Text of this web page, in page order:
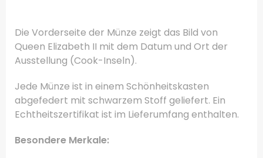
Die Vorderseite der Münze zeigt das Bild von
Queen Elizabeth II mit dem Datum und Ort der
Ausstellung (Cook-Inseln).
Jede Münze ist in einem Schönheitskasten
abgefedert mit schwarzem Stoff geliefert. Ein
Echtheitszertifikat ist im Lieferumfang enthalten.
Besondere Merkale: